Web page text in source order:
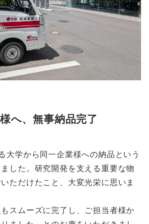
へ、無事納品完了
大学から同一企業様への納品という
した。研究開発を支える重要な物
ただけたこと、大変光栄に思いま
スムーズに完了し、ご担当者様か